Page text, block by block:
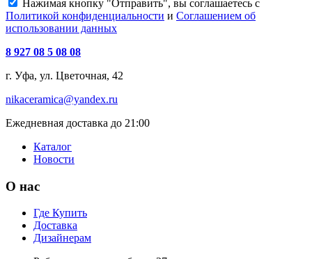
Нажимая кнопку "Отправить", вы соглашаетесь с
Политикой конфиденциальности и Соглашением об
использовании данных
8 927 08 5 08 08
г. Уфа, ул. Цветочная, 42
nikaceramica@yandex.ru
Ежедневная доставка до 21:00
Каталог
Новости
О нас
Где Купить
Доставка
Дизайнерам